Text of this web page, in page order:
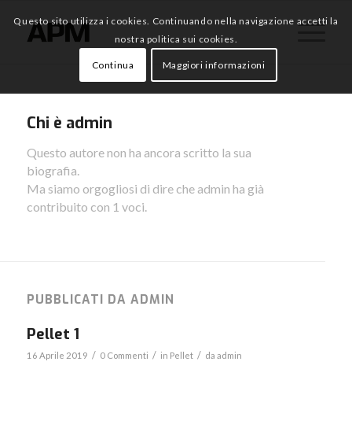
Chi è admin
Questo autore non ha ancora scritto la sua
biografia.
Ma siamo orgogliosi di dire che admin ha già
contribuito con 1 voci.
PUBBLICATI DA ADMIN
Pellet 1
16 Aprile 2019 / 0 Commenti / in Pellet / da admin
Questo sito utilizza i cookies. Continuando nella navigazione accetti la
nostra politica sui cookies.
Continua Maggiori informazioni